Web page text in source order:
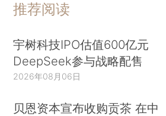
推荐阅读
宇树科技IPO估值600亿元
DeepSeek参与战略配售
2026年08月06日
贝恩资本宣布收购贡茶 在中